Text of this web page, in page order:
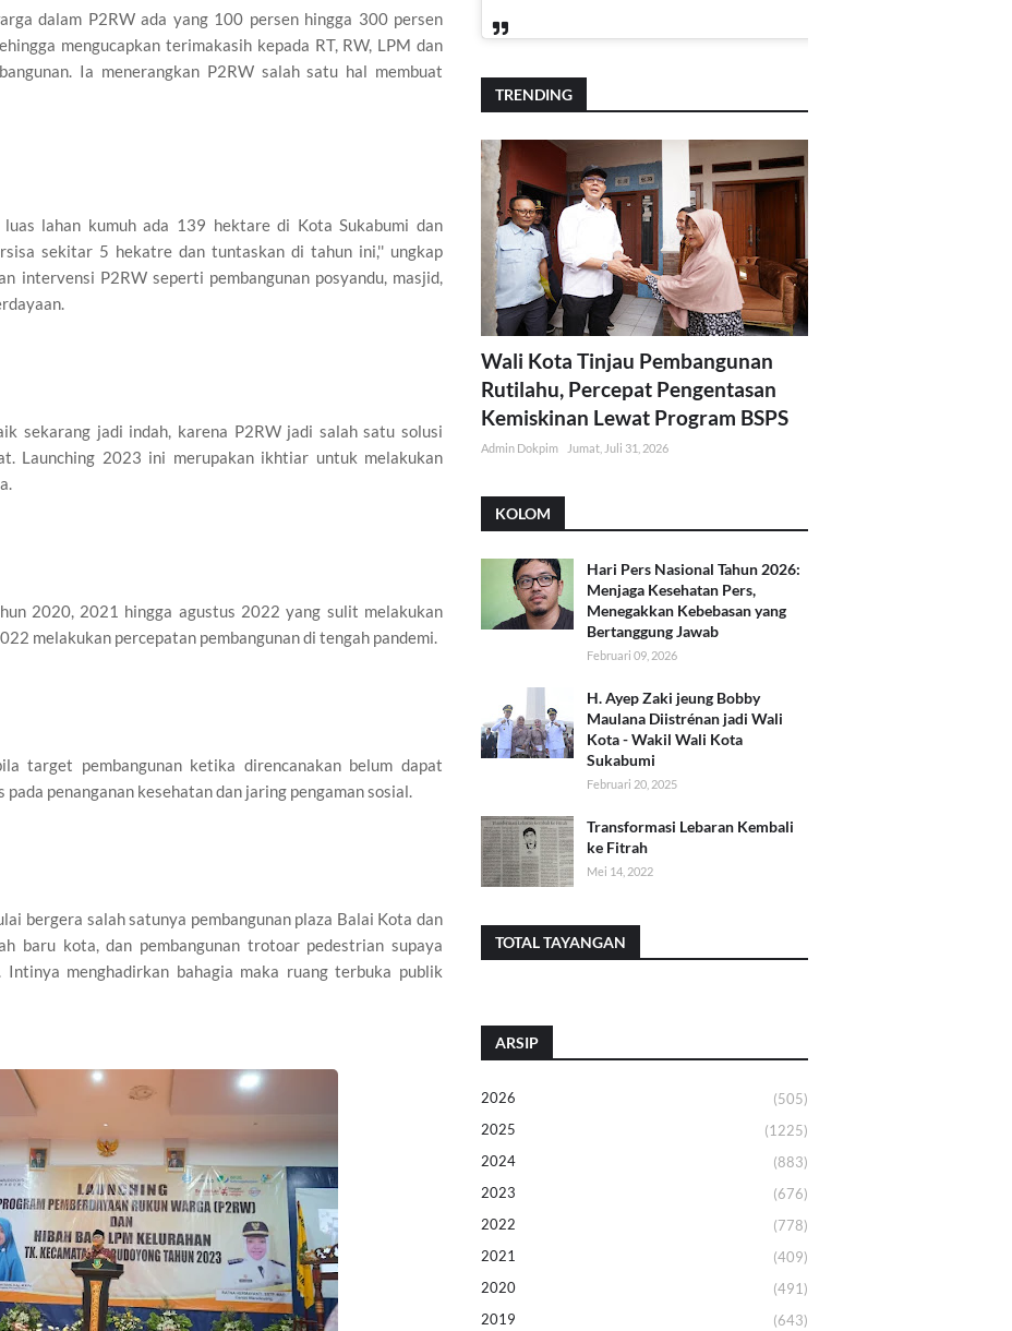
dalam P2RW ada yang 100 persen hingga 300 persen
mengucapkan terimakasih kepada RT, RW, LPM dan
Ia menerangkan P2RW salah satu hal membuat
lahan kumuh ada 139 hektare di Kota Sukabumi dan
sekitar 5 hekatre dan tuntaskan di tahun ini,'' ungkap
intervensi P2RW seperti pembangunan posyandu, masjid,
sekarang jadi indah, karena P2RW jadi salah satu solusi
Launching 2023 ini merupakan ikhtiar untuk melakukan
2020, 2021 hingga agustus 2022 yang sulit melakukan
melakukan percepatan pembangunan di tengah pandemi.
target pembangunan ketika direncanakan belum dapat
pada penanganan kesehatan dan jaring pengaman sosial.
bergera salah satunya pembangunan plaza Balai Kota dan
baru kota, dan pembangunan trotoar pedestrian supaya
Intinya menghadirkan bahagia maka ruang terbuka publik
TRENDING
Wali Kota Tinjau Pembangunan
Rutilahu, Percepat Pengentasan
Kemiskinan Lewat Program BSPS
Admin Dokpim Jumat, Juli 31, 2026
KOLOM
Hari Pers Nasional Tahun 2026:
Menjaga Kesehatan Pers,
Menegakkan Kebebasan yang
Bertanggung Jawab
Februari 09, 2026
H. Ayep Zaki jeung Bobby
Maulana Diistrénan jadi Wali
Kota - Wakil Wali Kota
Sukabumi
Februari 20, 2025
Transformasi Lebaran Kembali
ke Fitrah
Mei 14, 2022
TOTAL TAYANGAN
ARSIP
2026
(505)
2025
(1225)
2024
(883)
2023
(676)
2022
(778)
2021
(409)
2020
(491)
2019
(643)